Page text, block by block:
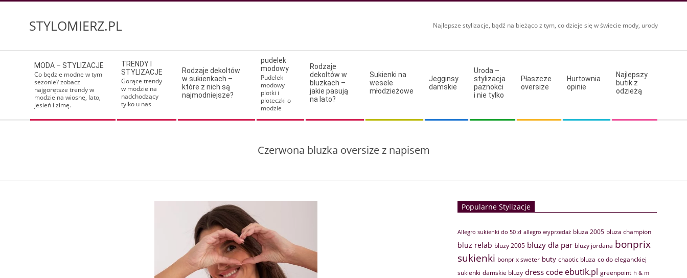
STYLOMIERZ.PL Najlepsze stylizacje, bądź na bieżąco z tym, co dzieje się w świecie mody, urody
Navigation
Menu
MODA – STYLIZACJE
Co będzie modne w tym
sezonie? zobacz
najgorętsze trendy w
modzie na wiosnę, lato,
jesień i zimę.
TRENDY I
STYLIZACJE
Gorące trendy
w modzie na
nadchodzący
tylko u nas
Rodzaje dekoltów
w sukienkach –
które z nich są
najmodniejsze?
pudelek
modowy
Pudelek
modowy
plotki i
ploteczki o
modzie
Rodzaje
dekoltów w
bluzkach –
jakie pasują
na lato?
Sukienki na
wesele
młodzieżowe
Jegginsy
damskie
Uroda –
stylizacja
paznokci
i nie tylko
Płaszcze
oversize
Hurtownia
opinie
Najlepszy
butik z
odzieżą
Czerwona bluzka oversize z napisem
Popularne Stylizacje
Allegro sukienki do 50 zł allegro wyprzedaż bluza 2005 bluza champion
bluz relab bluzy 2005 bluzy dla par bluzy jordana bonprix
sukienki bonprix sweter buty chaotic bluza co do eleganckiej
sukienki damskie bluzy dress code ebutik.pl greenpoint h & m